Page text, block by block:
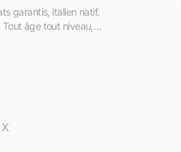
garantis, italien natif.
âge tout niveau,
Italien,